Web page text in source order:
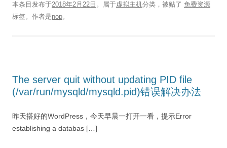
本条目发布于2018年2月22日 。属于虚拟主机分类，被贴了 免费资源
标签。 作者是nop。
The server quit without updating PID file
(/var/run/mysqld/mysqld.pid)错误解决办法
昨天搭好的WordPress，今天早晨一打开一看，提示Error
establishing a databas […]